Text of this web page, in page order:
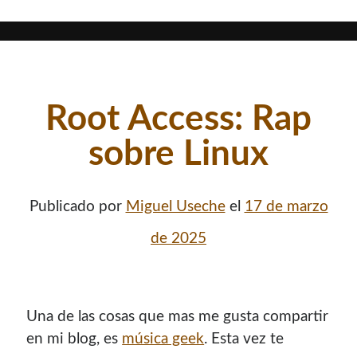
Root Access: Rap
sobre Linux
Publicado por Miguel Usecheel 17 de marzo
de 2025
Una de las cosas que mas me gusta compartir
en mi blog, es música geek. Esta vez te